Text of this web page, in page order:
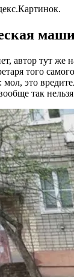
автор тут же
того
это
так